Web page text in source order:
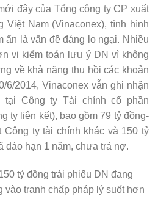
đây của Tổng công ty CP xuất
Việt Nam (Vinaconex), tình hình
ẩn là vấn đề đáng lo ngại. Nhiều
vị kiểm toán lưu ý DN vì không
về khả năng thu hồi các khoản
6/2014, Vinaconex vẫn ghi nhận
tại Công ty Tài chính cổ phần
ty liên kết), bao gồm 79 tỷ đồng-
ty tài chính khác và 150 tỷ
đáo hạn 1 năm, chưa trả nợ.
tỷ đồng trái phiếu DN đang
vào tranh chấp pháp lý suốt hơn